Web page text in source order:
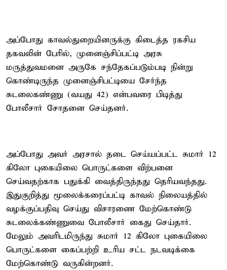
அப்போது காவல்துறையினருக்கு கிடைத்த ரகசிய
தகவலின் பேரில், முனைஞ்சிப்பட்டி அரசு
மருத்துவமனை அருகே சந்தேகப்படும்படி நின்று
கொண்டிருந்த முனைஞ்சிபட்டியை சேர்ந்த
சுடலைகண்ணு (வயது 42) என்பவரை பிடித்து
போலீசார் சோதனை செய்தனர்.
அப்போது அவர் அரசால் தடை செய்யப்பட்ட சுமார் 12
கிலோ புகையிலை பொருட்களை விற்பனை
செய்வதற்காக பதுக்கி வைத்திருந்தது தெரியவந்தது.
இதுகுறித்து மூலைக்கரைப்பட்டி காவல் நிலையத்தில்
வழக்குப்பதிவு செய்து விசாரணை மேற்கொண்டு
சுடலைக்கண்ணுவை போலீசார் கைது செய்தார்.
மேலும் அவரிடமிருந்து சுமார் 12 கிலோ புகையிலை
பொருட்களை கைப்பற்றி உரிய சட்ட நடவடிக்கை
மேற்கொண்டு வருகின்றனர்.